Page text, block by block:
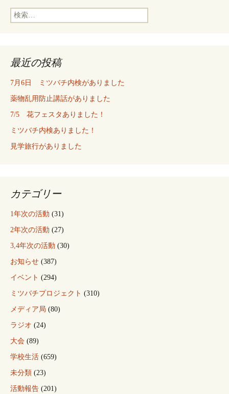
検
索:
最近の投稿
7月6日 ミツバチ内検がありました
薬物乱用防止講話がありました
7/5 花フェスタありました！
ミツバチ内検ありました！
見学旅行がありました
カテゴリー
1年次の活動 (31)
2年次の活動 (27)
3,4年次の活動 (30)
お知らせ (387)
イベント (294)
ミツバチプロジェクト (310)
メディア局 (80)
ラジオ (24)
大会 (89)
学校生活 (659)
未分類 (23)
活動報告 (201)